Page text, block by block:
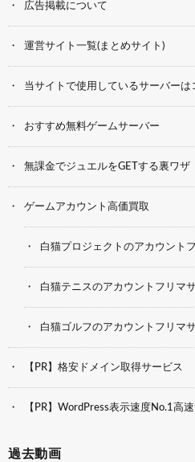
広告掲載について
運営サイト一覧(まとめサイト)
当サイトで使用しているサーバーは
おすすめ無料ゲームサーバー
無課金でジュエルをGETする裏ワザ
ゲームアカウント高価買取
白猫プロジェクトのアカウント
白猫テニスのアカウントフリマ
白猫ゴルフのアカウントフリマ
【PR】格安ドメイン取得サービス
【PR】WordPress表示速度No.1高
過去動画